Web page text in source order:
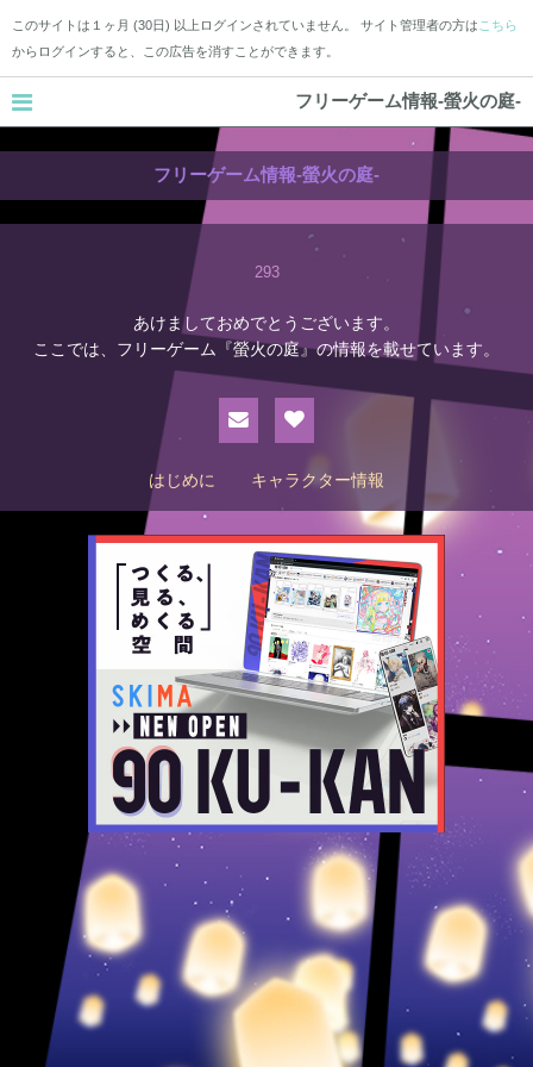
このサイトは１ヶ月 (30日) 以上ログインされていません。 サイト管理者の方は こちら
からログインすると、この広告を消すことができます。
フリーゲーム情報-螢火の庭-
フリーゲーム情報-螢火の庭-
293
あけましておめでとうございます。
ここでは、フリーゲーム『螢火の庭』の情報を載せています。
はじめに キャラクター情報